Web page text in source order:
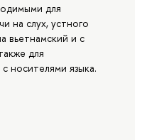
для
на слух, устного
вьетнамский и с
для
носителями языка.